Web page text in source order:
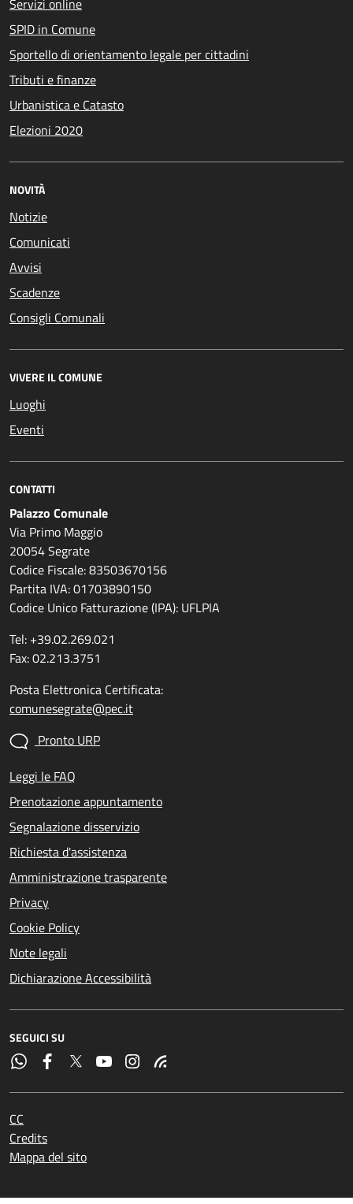
Servizi online
SPID in Comune
Sportello di orientamento legale per cittadini
Tributi e finanze
Urbanistica e Catasto
Elezioni 2020
NOVITÀ
Notizie
Comunicati
Avvisi
Scadenze
Consigli Comunali
VIVERE IL COMUNE
Luoghi
Eventi
CONTATTI
Palazzo Comunale
Via Primo Maggio
20054 Segrate
Codice Fiscale: 83503670156
Partita IVA: 01703890150
Codice Unico Fatturazione (IPA): UFLPIA
Tel: +39.02.269.021
Fax: 02.213.3751
Posta Elettronica Certificata:
comunesegrate@pec.it
Pronto URP
Leggi le FAQ
Prenotazione appuntamento
Segnalazione disservizio
Richiesta d'assistenza
Amministrazione trasparente
Privacy
Cookie Policy
Note legali
Dichiarazione Accessibilità
SEGUICI SU
CC
Credits
Mappa del sito